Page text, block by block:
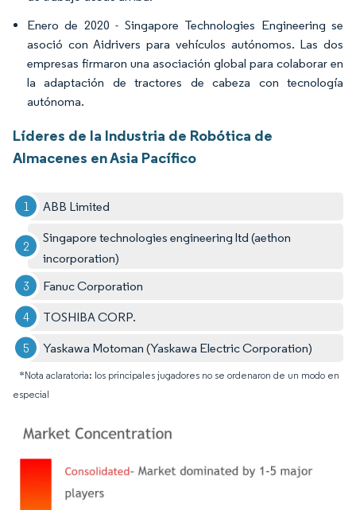
Enero de 2020 - Singapore Technologies Engineering se
asoció con Aidrivers para vehículos autónomos. Las dos
empresas firmaron una asociación global para colaborar en
la adaptación de tractores de cabeza con tecnología
autónoma.
Líderes de la Industria de Robótica de
Almacenes en Asia Pacífico
ABB Limited
Singapore technologies engineering ltd (aethon
incorporation)
Fanuc Corporation
TOSHIBA CORP.
Yaskawa Motoman (Yaskawa Electric Corporation​)
*Nota aclaratoria: los principales jugadores no se ordenaron de un modo en
especial